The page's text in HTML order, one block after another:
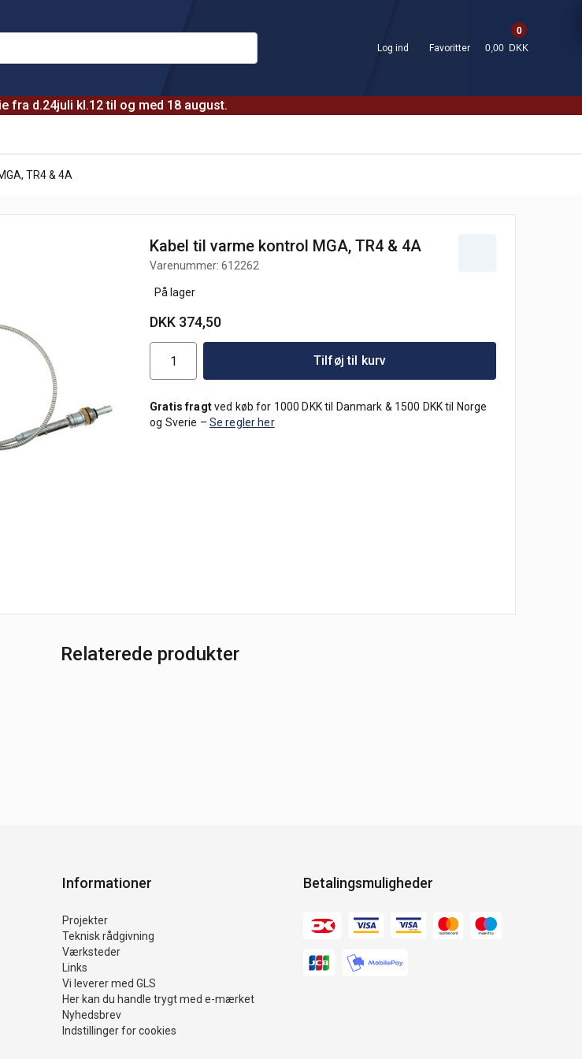
fra d.24juli kl.12 til og med 18 august.
Log ind Favoritter
0
0,00 DKK
TR4 & 4A
Kabel til varme kontrol MGA, TR4 & 4A
Varenummer:612262
På lager
DKK 374,50
Tilføj til kurv
Gratis fragtved køb for 1000 DKK til Danmark & 1500 DKK til Norge
og Sverie – Se regler her
Relaterede produkter
Informationer
Projekter
Teknisk rådgivning
Værksteder
Links
Vi leverer med GLS
Her kan du handle trygt med e-mærket
Nyhedsbrev
Indstillinger for cookies
Betalingsmuligheder